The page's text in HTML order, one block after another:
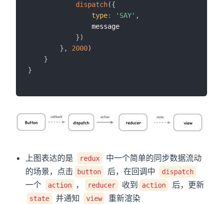
dispatch({
type: 'SAY' ,
})
} , 2000)
}
}
上图表达的是 redux
中一个简单的同步数据流动
的场景，点击
button 后，在回调中 dispatch
一个 action ， reducer 收到 action 后，更新
state 并通知 view 重新渲染